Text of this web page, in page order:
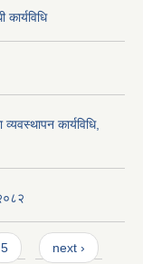
कार्यविधि
कार्यविधि,
5 next ›